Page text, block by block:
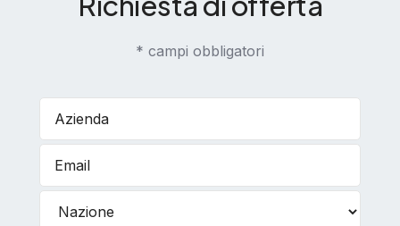
* campi obbligatori